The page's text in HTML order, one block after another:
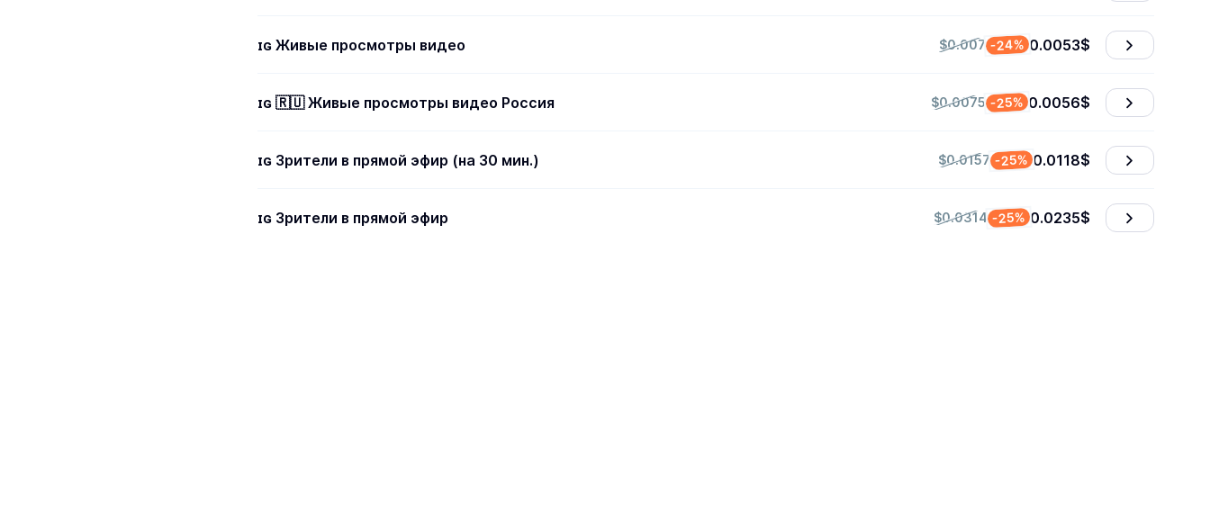
ɪɢ Живые просмотры видео $0.007 -24% 0.0053$
ɪɢ 🇷🇺 Живые просмотры видео Россия $0.0075 -25% 0.0056$
ɪɢ Зрители в прямой эфир (на 30 мин.) $0.0157 -25% 0.0118$
ɪɢ Зрители в прямой эфир $0.0314 -25% 0.0235$